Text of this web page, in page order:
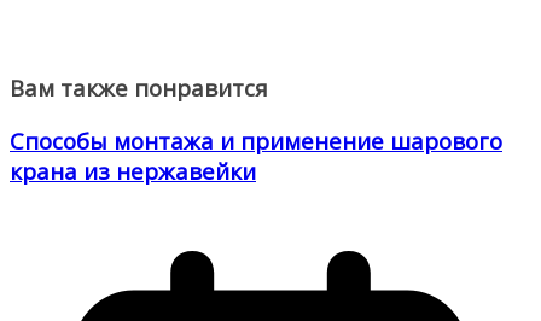
Вам также понравится
Способы монтажа и применение шарового
крана из нержавейки